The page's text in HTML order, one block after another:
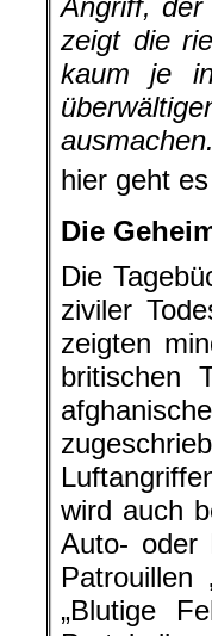
zeigt die
kaum je
hier geht
Die
Die
ziviler
zeigten
britischen
wird auch
Auto- oder
Patrouillen
„Blutige